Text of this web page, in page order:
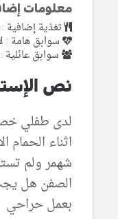
معلومات
تغذية إضافية
سوابق هامة :
سوابق عائلية
نص
لدى طفلي
اثناء
شهمر ولم
الصفن هل
بعمل حراحي